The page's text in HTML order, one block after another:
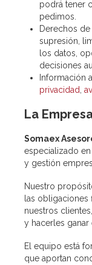
podrá tener
pedimos.
Derechos
supresión,
los datos,
decisiones
Información
privacidad,
La
Somaex
especializado
y gestión
Nuestro
las obligaciones
nuestros
y hacerles
El equipo está
que aportan